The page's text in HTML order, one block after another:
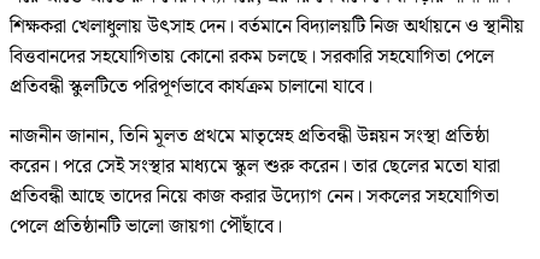
শিক্ষকরা খেলাধুলায় উৎসাহ দেন। বর্তমানে বিদ্যালয়টি নিজ অর্থায়নে ও স্থানীয়
বিত্তবানদের সহযোগিতায় কোনো রকম চলছে। সরকারি সহযোগিতা পেলে
প্রতিবন্ধী স্কুলটিতে পরিপূর্ণভাবে কার্যক্রম চালানো যাবে।
নাজনীন জানান, তিনি মূলত প্রথমে মাতৃস্নেহ প্রতিবন্ধী উন্নয়ন সংস্থা প্রতিষ্ঠা
করেন। পরে সেই সংস্থার মাধ্যমে স্কুল শুরু করেন। তার ছেলের মতো যারা
প্রতিবন্ধী আছে তাদের নিয়ে কাজ করার উদ্যোগ নেন। সকলের সহযোগিতা
পেলে প্রতিষ্ঠানটি ভালো জায়গা পৌঁছাবে।